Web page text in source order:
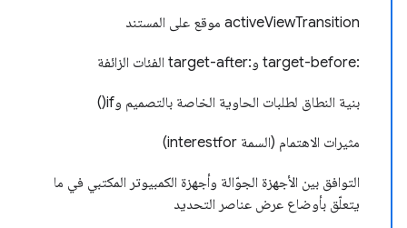
activeViewTransition موقع على المستند
:target-before و:target-after الفئات الزائفة
بنية النطاق لطلبات الحاوية الخاصة بالتصميم وif()
مثيرات الاهتمام (السمة interestfor)
التوافق بين الأجهزة الجوّالة وأجهزة الكمبيوتر المكتبي في ما
يتعلّق بأوضاع عرض عناصر التحديد